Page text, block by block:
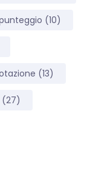
(10)
(13)
(27)